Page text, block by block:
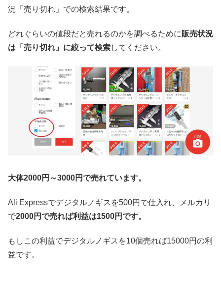
況「売り切れ」での検索結果です。
どれぐらいの値段だと売れるのかを調べるために販売状況
は「売り切れ」に絞って検索してください。
大体2000円～3000円で売れています。
Ali Expressでデジタルノギスを500円で仕入れ、メルカリ
で2000円で売れば利益は1500円です。
もしこの利益でデジタルノギスを10個売れば15000円の利
益です。